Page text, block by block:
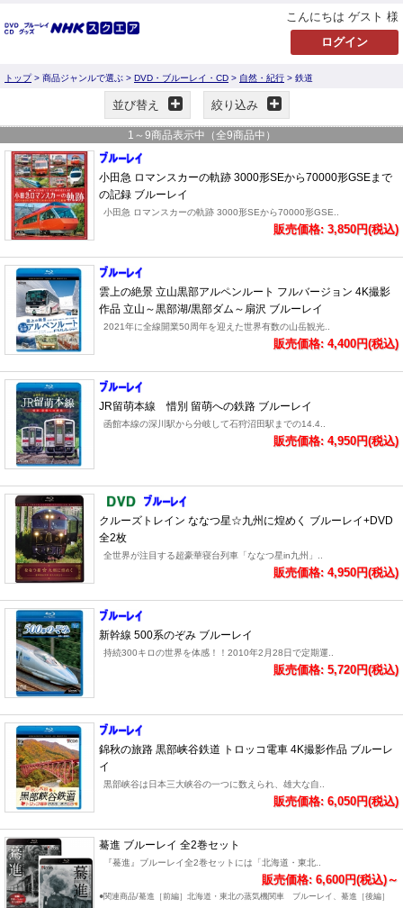
こんにちは ゲスト 様
トップ> 商品ジャンルで選ぶ > DVD・ブルーレイ・CD > 自然・紀行 > 鉄道
並び替え 絞り込み
1 ～ 9商品表示中（全9商品中）
小田急 ロマンスカーの軌跡 3000形SEから70000形GSEまで
の記録 ブルーレイ
小田急 ロマンスカーの軌跡 3000形SEから70000形GSE..
販売価格: 3,850円(税込)
雲上の絶景 立山黒部アルペンルート フルバージョン 4K撮影
作品 立山～黒部湖/黒部ダム～扇沢 ブルーレイ
2021年に全線開業50周年を迎えた世界有数の山岳観光..
販売価格: 4,400円(税込)
JR留萌本線 惜別 留萌への鉄路 ブルーレイ
函館本線の深川駅から分岐して石狩沼田駅までの14.4..
販売価格: 4,950円(税込)
クルーズトレイン ななつ星☆九州に煌めく ブルーレイ+DVD
全2枚
全世界が注目する超豪華寝台列車「ななつ星in九州」..
販売価格: 4,950円(税込)
新幹線 500系のぞみ ブルーレイ
持続300キロの世界を体感！！2010年2月28日で定期運..
販売価格: 5,720円(税込)
錦秋の旅路 黒部峡谷鉄道 トロッコ電車 4K撮影作品 ブルーレ
イ
黒部峡谷は日本三大峡谷の一つに数えられ、雄大な自..
販売価格: 6,050円(税込)
驀進 ブルーレイ 全2巻セット
『驀進』ブルーレイ全2巻セットには「北海道・東北..
販売価格: 6,600円(税込)～
●関連商品/驀進［前編］北海道・東北の蒸気機関車 ブルーレイ、驀進［後編］